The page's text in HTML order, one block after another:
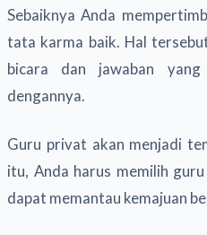
Sebaiknya Anda
tata karma baik. Hal
bicara dan jawaban
dengannya.
Guru privat akan menjadi
itu, Anda harus memilih
dapat memantau kemajuan